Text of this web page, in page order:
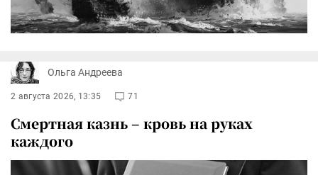
Ольга Андреева
2 августа 2026, 13:35 71
Смертная казнь – кровь на руках
каждого